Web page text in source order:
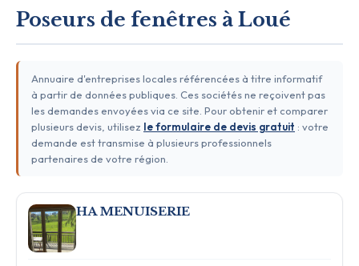
Poseurs de fenêtres à Loué
Annuaire d'entreprises locales référencées à titre informatif
à partir de données publiques. Ces sociétés ne reçoivent pas
les demandes envoyées via ce site. Pour obtenir et comparer
plusieurs devis, utilisez le formulaire de devis gratuit : votre
demande est transmise à plusieurs professionnels
partenaires de votre région.
HA MENUISERIE